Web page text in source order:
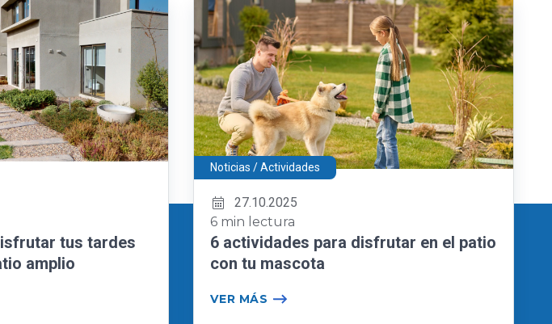
tus tardes
amplio
Noticias / Actividades
27.10.2025
6 min lectura
6 actividades para disfrutar en el patio
con tu mascota
VER MÁS